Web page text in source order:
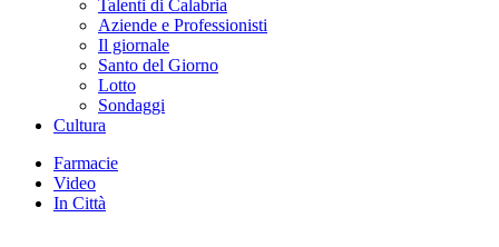
Talenti di Calabria
Aziende e Professionisti
Il giornale
Santo del Giorno
Lotto
Sondaggi
Cultura
Farmacie
Video
In Città